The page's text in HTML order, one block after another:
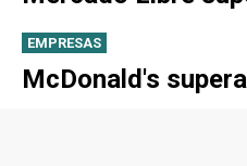
EMPRESAS
McDonald's